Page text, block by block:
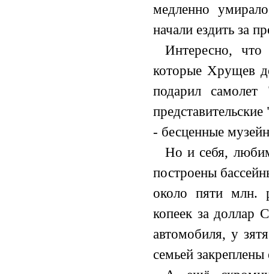
медленно
начали ездить за
Интересно,
которые Хрущев
подарил
- бесценные
Но и себя,
построены
около пяти млн.
копеек за
автомобиля, у
семьей